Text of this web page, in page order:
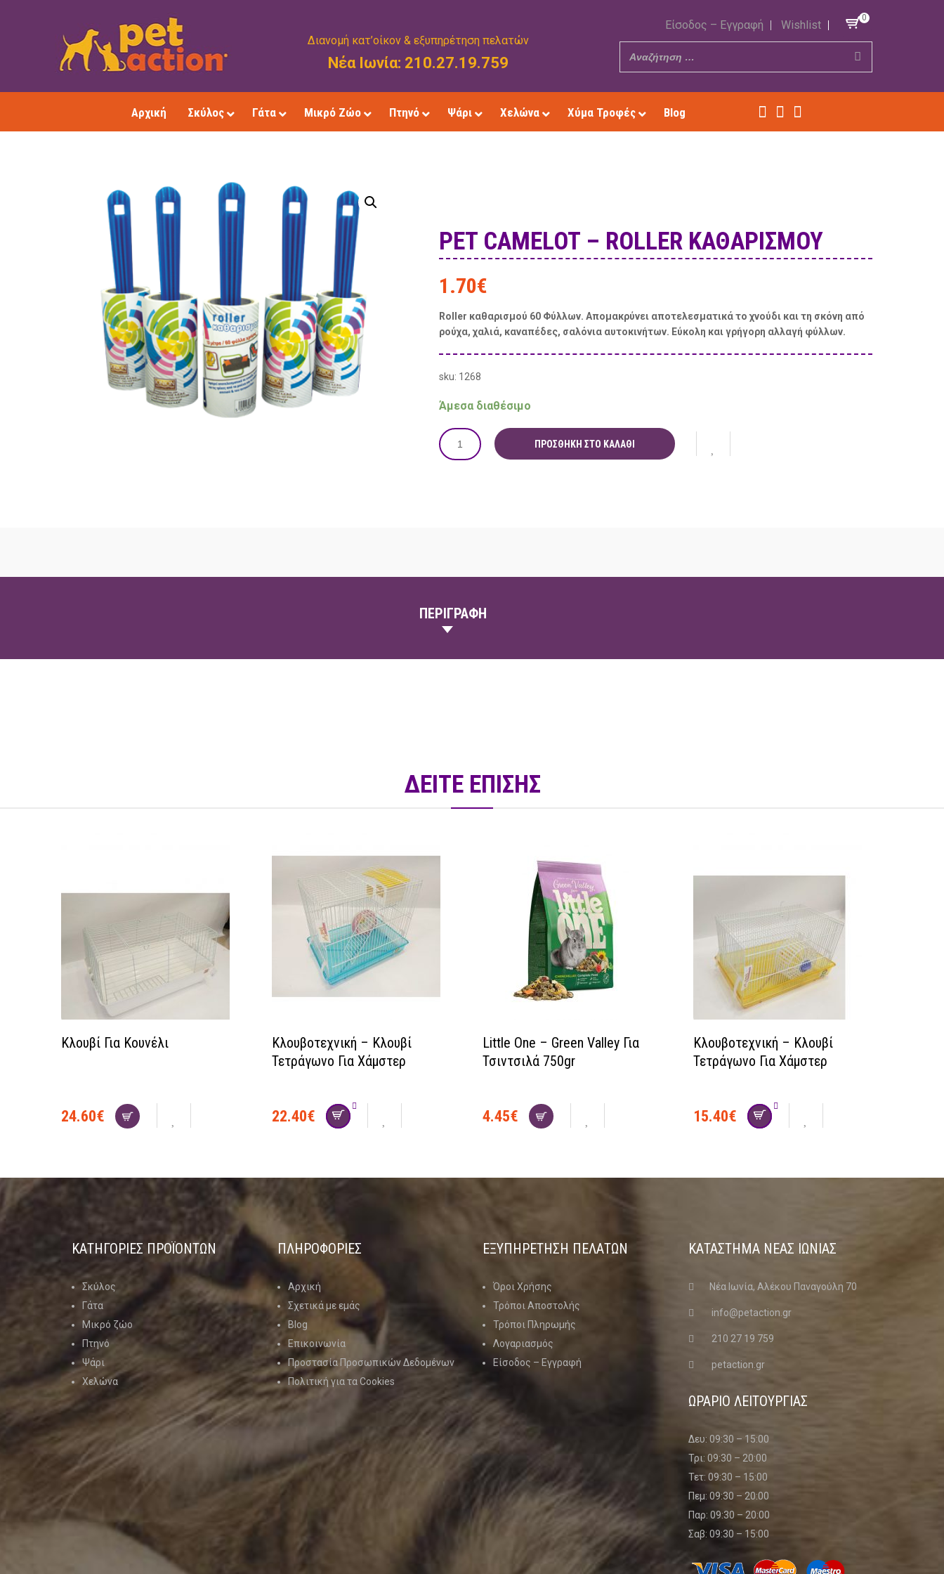
social
Διανομή κατ’οίκον & εξυπηρέτηση πελατών
Νέα Ιωνία: 210.27.19.759
Είσοδος – Εγγραφή Wishlist
0
Αρχική Σκύλος Γάτα Μικρό Ζώο Πτηνό Ψάρι Χελώνα Χύμα Τροφές Blog
PET CAMELOT – ROLLER ΚΑΘΑΡΙΣΜΟΎ
1.70€
Roller καθαρισμού 60 Φύλλων. Απομακρύνει αποτελεσματικά το χνούδι και τη σκόνη από
ρούχα, χαλιά, καναπέδες, σαλόνια αυτοκινήτων. Εύκολη και γρήγορη αλλαγή φύλλων.
sku: 1268
Άμεσα διαθέσιμο
ΠΡΟΣΘΉΚΗ ΣΤΟ ΚΑΛΆΘΙ
ΠΕΡΙΓΡΑΦΗ
ΔΕΙΤΕ ΕΠΙΣΗΣ
Κλουβί Για Κουνέλι
24.60€
Κλουβοτεχνική – Κλουβί
Τετράγωνο Για Χάμστερ
22.40€
Little One – Green Valley Για
Τσιντσιλά 750gr
4.45€
Κλουβοτεχνική – Κλουβί
Τετράγωνο Για Χάμστερ
15.40€
ΚΑΤΗΓΟΡΊΕΣ ΠΡΟΪΌΝΤΩΝ
Σκύλος
Γάτα
Μικρό ζώο
Πτηνό
Ψάρι
Χελώνα
ΠΛΗΡΟΦΟΡΙΕΣ
Αρχική
Σχετικά με εμάς
Blog
Επικοινωνία
Προστασία Προσωπικών Δεδομένων
Πολιτική για τα Cookies
ΕΞΥΠΗΡΕΤΗΣΗ ΠΕΛΑΤΩΝ
Όροι Χρήσης
Τρόποι Αποστολής
Τρόποι Πληρωμής
Λογαριασμός
Είσοδος – Εγγραφή
ΚΑΤΑΣΤΗΜΑ ΝΈΑΣ ΙΩΝΊΑΣ
Νέα Ιωνία, Αλέκου Παναγούλη 70
info@petaction.gr
210 27 19 759
petaction.gr
ΩΡΑΡΙΟ ΛΕΙΤΟΥΡΓΙΑΣ
Δευ: 09:30 – 15:00
Τρι: 09:30 – 20:00
Τετ: 09:30 – 15:00
Πεμ: 09:30 – 20:00
Παρ: 09:30 – 20:00
Σαβ: 09:30 – 15:00